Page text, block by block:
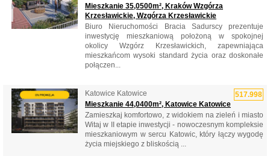
Mieszkanie 35,0500m², Kraków Wzgórza
Krzesławickie, Wzgórza Krzesławickie
Biuro Nieruchomości Bracia Sadurscy prezentuje
inwestycję mieszkaniową położoną w spokojnej
okolicy Wzgórz Krzesławickich, zapewniająca
mieszkańcom wysoki standard życia oraz doskonałe
połączen...
517.998
Katowice Katowice
Mieszkanie 44,0400m², Katowice Katowice
Zamieszkaj komfortowo, z widokiem na zieleń i miasto
Witaj w II etapie inwestycji - nowoczesnym kompleksie
mieszkaniowym w sercu Katowic, który łączy wygodę
życia miejskiego z bliskością ...